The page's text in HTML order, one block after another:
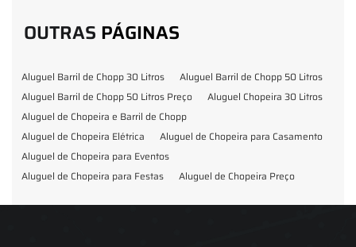
OUTRAS PÁGINAS
Aluguel Barril de Chopp 30 Litros
Aluguel Barril de Chopp 50 Litros
Aluguel Barril de Chopp 50 Litros Preço
Aluguel Chopeira 30 Litros
Aluguel de Chopeira e Barril de Chopp
Aluguel de Chopeira Elétrica
Aluguel de Chopeira para Casamento
Aluguel de Chopeira para Eventos
Aluguel de Chopeira para Festas
Aluguel de Chopeira Preço